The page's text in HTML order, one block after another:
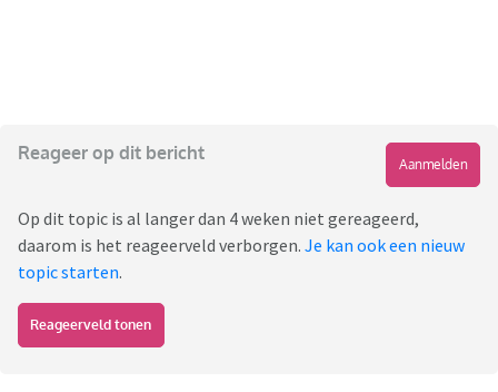
Reageer op dit bericht
Aanmelden
Op dit topic is al langer dan 4 weken niet gereageerd,
daarom is het reageerveld verborgen. Je kan ook een nieuw
topic starten.
Reageerveld tonen